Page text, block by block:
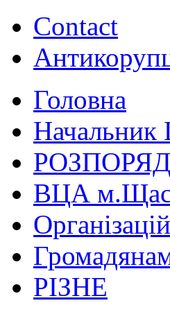
Contact
Головна
Начальник
ВЦА
РІЗНЕ